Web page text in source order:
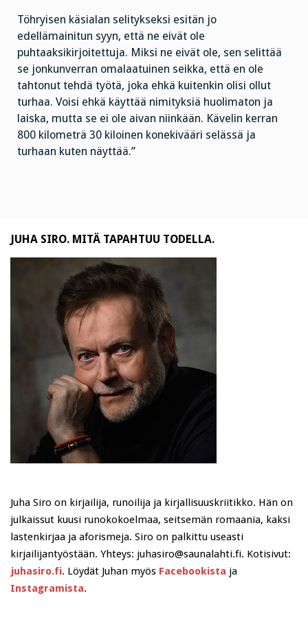
Töhryisen käsialan selitykseksi esitän jo
edellämainitun syyn, että ne eivät ole
puhtaaksikirjoitettuja. Miksi ne eivät ole, sen selittää
se jonkunverran omalaatuinen seikka, että en ole
tahtonut tehdä työtä, joka ehkä kuitenkin olisi ollut
turhaa. Voisi ehkä käyttää nimityksiä huolimaton ja
laiska, mutta se ei ole aivan niinkään. Kävelin kerran
800 kilometrä 30 kiloinen konekivääri selässä ja
turhaan kuten näyttää.”
JUHA SIRO. MITÄ TAPAHTUU TODELLA.
Juha Siro on kirjailija, runoilija ja kirjallisuuskriitikko. Hän on
julkaissut kuusi runokokoelmaa, seitsemän romaania, kaksi
lastenkirjaa ja aforismeja. Siro on palkittu useasti
kirjailijantyöstään. Yhteys: juhasiro@saunalahti.fi. Kotisivut:
juhasiro.fi. Löydät Juhan myös Facebookista ja
Instagramista.